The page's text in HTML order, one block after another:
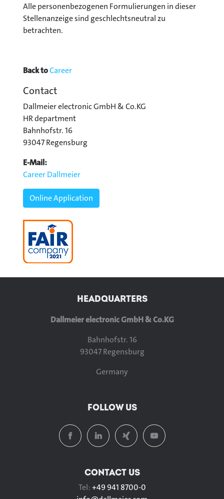
Alle personenbezogenen Formulierungen in dieser
Stellenanzeige sind geschlechtsneutral zu
betrachten.
Back toCareer
Contact
Dallmeier electronic GmbH & Co.KG
HR department
Bahnhofstr. 16
93047 Regensburg
E-Mail:
Career Dallmeier
Online Application
HEADQUARTERS
Dallmeier electronic GmbH & Co.KG
Bahnhofstr. 16
93047 Regensburg
Germany
FOLLOW US
CONTACT US
Tel:+49 941 8700-0